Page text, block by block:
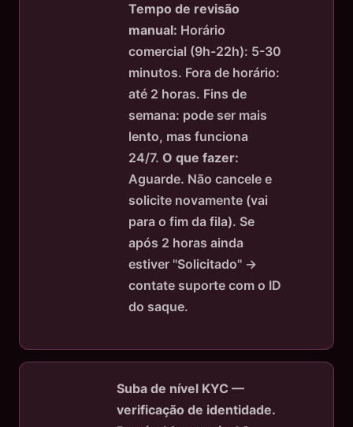
Tempo de revisão
manual: Horário
comercial (9h-22h): 5-30
minutos. Fora de horário:
até 2 horas. Fins de
semana: pode ser mais
lento, mas funciona
24/7. O que fazer:
Aguarde. Não cancele e
solicite novamente (vai
para o fim da fila). Se
após 2 horas ainda
estiver "Solicitado" →
contate suporte com o ID
do saque.
Suba de nível KYC —
verificação de identidade.